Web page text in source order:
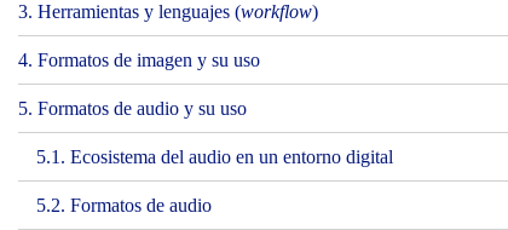
3. Herramientas y lenguajes (workflow)
4. Formatos de imagen y su uso
5. Formatos de audio y su uso
5.1. Ecosistema del audio en un entorno digital
5.2. Formatos de audio